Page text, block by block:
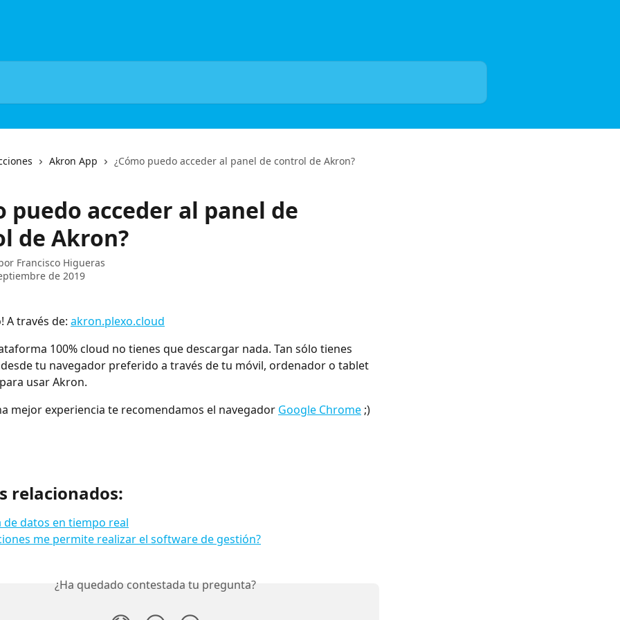
Akron App ¿Cómo puedo acceder al panel de control de Akron?
puedo acceder al panel de
de Akron?
Francisco Higueras
de 2019
A través de: akron.plexo.cloud
100% cloud no tienes que descargar nada. Tan sólo tienes
tu navegador preferido a través de tu móvil, ordenador o tablet
usar Akron.
mejor experiencia te recomendamos el navegador Google Chrome ;)
relacionados:
de datos en tiempo real
me permite realizar el software de gestión?
¿Ha quedado contestada tu pregunta?